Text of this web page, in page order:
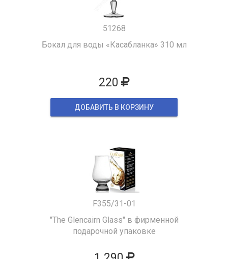
51268
Бокал для воды «Касабланка» 310 мл
220
ДОБАВИТЬ В КОРЗИНУ
F355/31-01
"The Glencairn Glass" в фирменной
подарочной упаковке